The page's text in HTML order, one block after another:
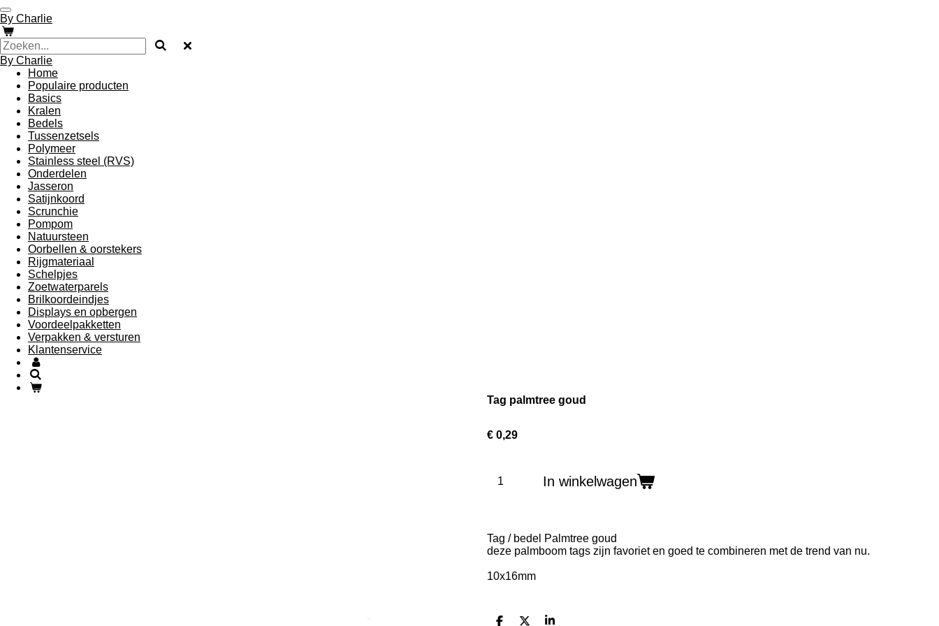
Ga
direct
naar
de
hoofdinhoud
By Charlie
By Charlie
Home
Populaire producten
Basics
Kralen
Bedels
Tussenzetsels
Polymeer
Stainless steel (RVS)
Onderdelen
Jasseron
Satijnkoord
Scrunchie
Pompom
Natuursteen
Oorbellen & oorstekers
Rijgmateriaal
Schelpjes
Zoetwaterparels
Brilkoordeindjes
Displays en opbergen
Voordeelpakketten
Verpakken & versturen
Klantenservice
Tag palmtree goud
€ 0,29
In winkelwagen
Tag / bedel Palmtree goud
deze palmboom tags zijn favoriet en goed te combineren met de trend van nu.
10x16mm